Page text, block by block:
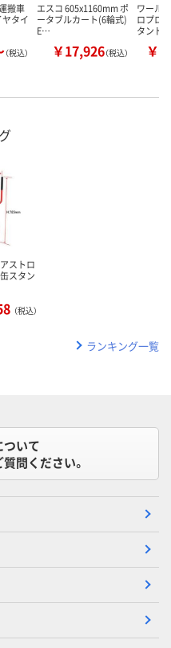
搬車
ヤタイ
（税込）
エスコ 605x1160mm ポ
ータブルカート(6輪式)
E…
￥17,926（税込）
ワール
ロプロ
タンド
￥
ストロ
スタン
（税込）
ランキング一覧
ついて
問ください。